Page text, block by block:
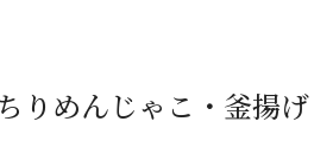
りめんじゃこ・釜揚げ